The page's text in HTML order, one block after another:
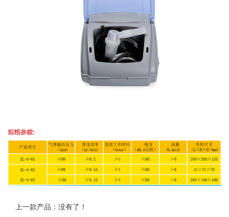
上一款产品：没有了！